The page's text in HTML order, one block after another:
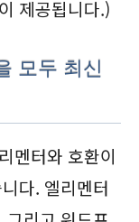
제공됩니다.)
모두 최신
멘터와 호환이
다. 엘리멘터